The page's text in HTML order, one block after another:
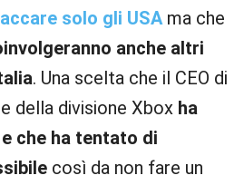
solo gli USA ma che
anche altri
. Una scelta che il CEO di
della divisione Xbox ha
che ha tentato di
così da non fare un